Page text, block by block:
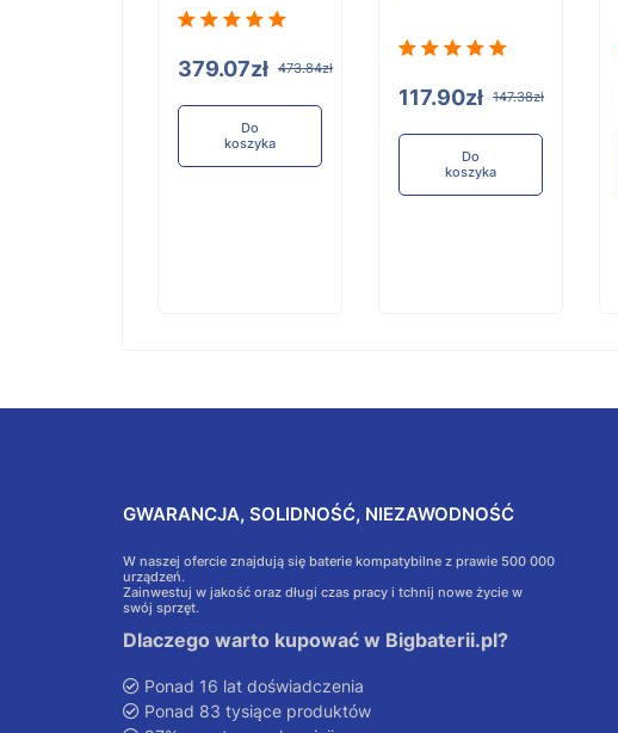
379.07zł 473.84zł
Do
koszyka
117.90zł 147.38zł
Do
koszyka
GWARANCJA, SOLIDNOŚĆ, NIEZAWODNOŚĆ
W naszej ofercie znajdują się baterie kompatybilne z prawie 500 000
urządzeń.
Zainwestuj w jakość oraz długi czas pracy i tchnij nowe życie w
swój sprzęt.
Dlaczego warto kupować w Bigbaterii.pl?
Ponad 16 lat doświadczenia
Ponad 83 tysiące produktów